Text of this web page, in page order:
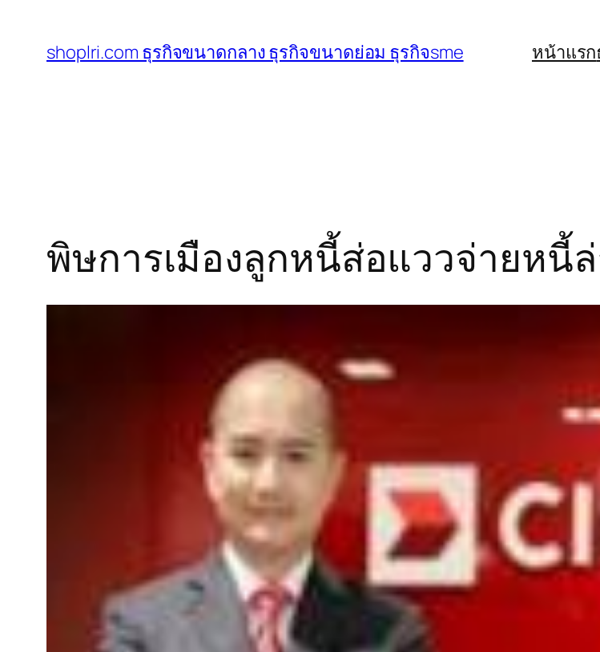
shoplri.com ธุรกิจขนาดกลาง ธุรกิจขนาดย่อม ธุรกิจsme หน้าแรก
พิษการเมืองลูกหนี้ส่อแววจ่ายหนี้